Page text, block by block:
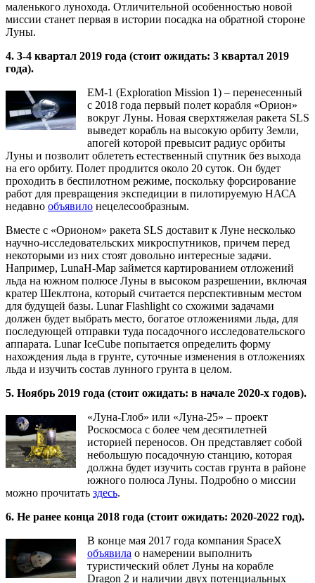
маленького лунохода. Отличительной особенностью новой
миссии станет первая в истории посадка на обратной стороне
Луны.
4. 3-4 квартал 2019 года (стоит ожидать: 3 квартал 2019
года).
EM-1 (Exploration Mission 1) – перенесенный
с 2018 года первый полет корабля «Орион»
вокруг Луны. Новая сверхтяжелая ракета SLS
выведет корабль на высокую орбиту Земли,
апогей которой превысит радиус орбиты
Луны и позволит облететь естественный спутник без выхода
на его орбиту. Полет продлится около 20 суток. Он будет
проходить в беспилотном режиме, поскольку форсирование
работ для превращения экспедиции в пилотируемую НАСА
недавно объявило нецелесообразным.
Вместе с «Орионом» ракета SLS доставит к Луне несколько
научно-исследовательских микроспутников, причем перед
некоторыми из них стоят довольно интересные задачи.
Например, LunaH-Map займется картированием отложений
льда на южном полюсе Луны в высоком разрешении, включая
кратер Шеклтона, который считается перспективным местом
для будущей базы. Lunar Flashlight со схожими задачами
должен будет выбрать место, богатое отложениями льда, для
последующей отправки туда посадочного исследовательского
аппарата. Lunar IceCube попытается определить форму
нахождения льда в грунте, суточные изменения в отложениях
льда и изучить состав лунного грунта в целом.
5. Ноябрь 2019 года (стоит ожидать: в начале 2020-х годов).
«Луна-Глоб» или «Луна-25» – проект
Роскосмоса с более чем десятилетней
историей переносов. Он представляет собой
небольшую посадочную станцию, которая
должна будет изучить состав грунта в районе
южного полюса Луны. Подробно о миссии
можно прочитать здесь.
6. Не ранее конца 2018 года (стоит ожидать: 2020-2022 год).
В конце мая 2017 года компания SpaceX
объявила о намерении выполнить
туристический облет Луны на корабле
Dragon 2 и наличии двух потенциальных